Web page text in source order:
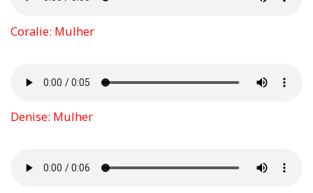
Coralie: Mulher
Denise: Mulher